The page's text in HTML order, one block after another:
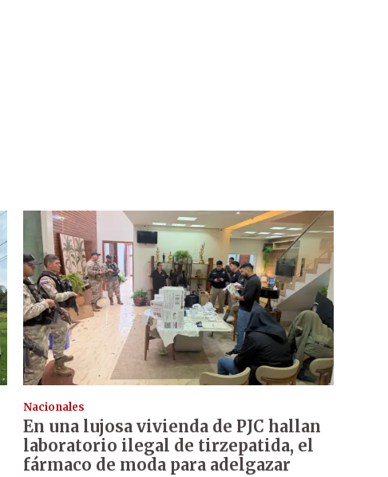
Nacionales
En una lujosa vivienda de PJC hallan
laboratorio ilegal de tirzepatida, el
fármaco de moda para adelgazar